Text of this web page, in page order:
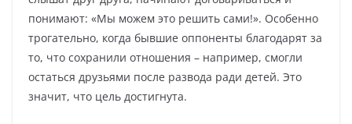
понимают: «Мы можем это решить сами!». Особенно
трогательно, когда бывшие оппоненты благодарят за
то, что сохранили отношения – например, смогли
остаться друзьями после развода ради детей. Это
значит, что цель достигнута.